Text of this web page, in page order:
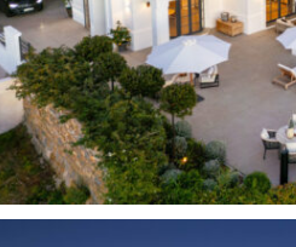
Recientemente renovado /
reformado
Vistas al mar
Security service 24h
Separate apartment
Sur